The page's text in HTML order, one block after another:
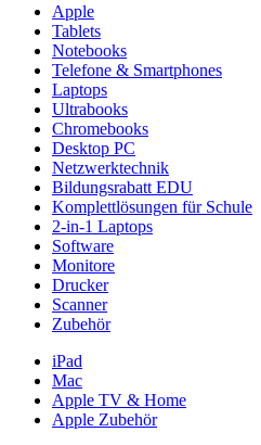
Apple
Tablets
Notebooks
Telefone & Smartphones
Laptops
Ultrabooks
Chromebooks
Desktop PC
Netzwerktechnik
Bildungsrabatt EDU
Komplettlösungen für Schule
2-in-1 Laptops
Software
Monitore
Drucker
Scanner
Zubehör
iPad
Mac
Apple TV & Home
Apple Zubehör